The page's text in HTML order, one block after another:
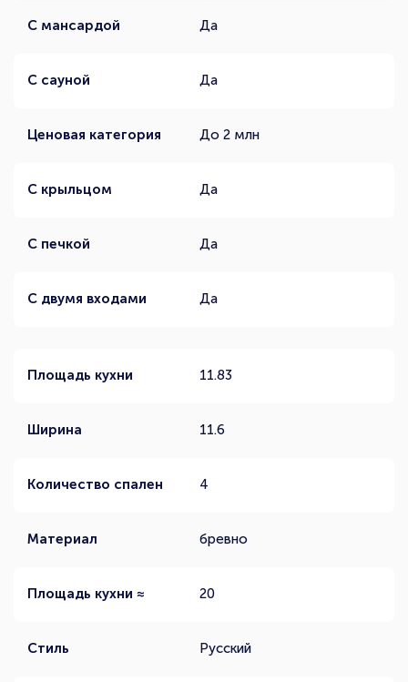
С мансардой Да
С сауной Да
Ценовая категория До 2 млн
С крыльцом Да
С печкой Да
С двумя входами Да
Площадь кухни 11.83
Ширина 11.6
Количество спален 4
Материал бревно
Площадь кухни ≈ 20
Стиль Русский